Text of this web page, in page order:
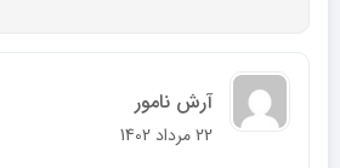
آرش نامور
22 مرداد 1402